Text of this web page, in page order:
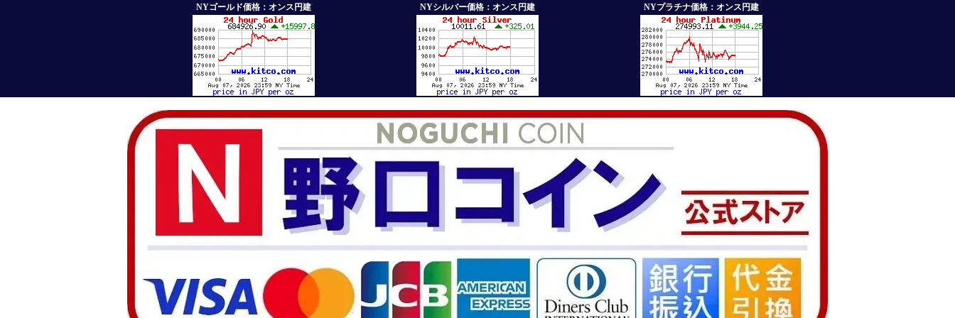
NYゴールド価格：オンス円建 NYシルバー価格：オンス円建 NYプラチナ価格：オンス円建